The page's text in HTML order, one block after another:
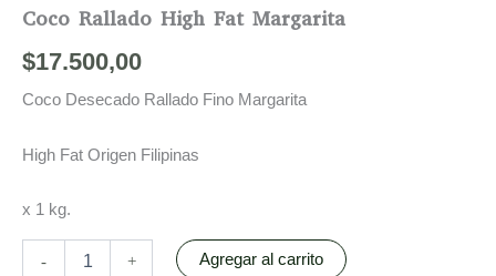
Coco Rallado High Fat Margarita
$17.500,00
Coco Desecado Rallado Fino Margarita
High Fat Origen Filipinas
x 1 kg.
- + Agregar al carrito